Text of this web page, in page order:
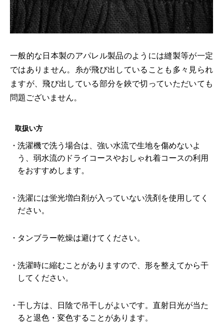
一般的な日本製のアパレル製品のようには縫製等が一定
ではありません。糸が飛び出していることも多々見られ
ますが、飛び出している部分を鋏で切っていただいても
問題ございません。
取扱い方
洗濯機で洗う場合は、強い水流で生地を傷めないよ
う、弱水流のドライコースやおしゃれ着コースの利用
をおすすめします。
洗濯には蛍光増白剤が入っていない洗剤を使用してく
ださい。
タンブラー乾燥は避けてください。
洗濯時に縮むことがありますので、形を整えてから干
してください。
干し方は、日陰で吊干しがよいです。直射日光が当た
ると退色・変色することがあります。